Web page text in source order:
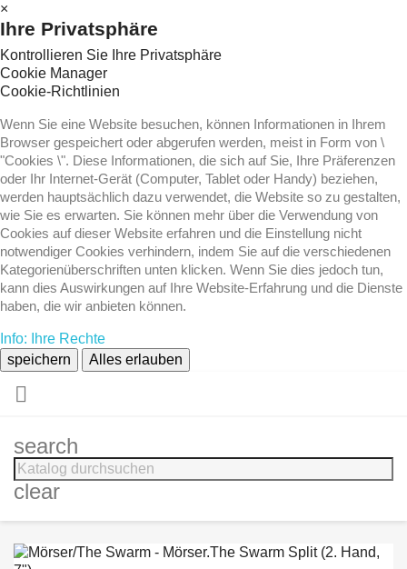
×
Ihre Privatsphäre
Kontrollieren Sie Ihre Privatsphäre
Cookie Manager
Cookie-Richtlinien
Wenn Sie eine Website besuchen, können Informationen in Ihrem
Browser gespeichert oder abgerufen werden, meist in Form von \
"Cookies \". Diese Informationen, die sich auf Sie, Ihre Präferenzen
oder Ihr Internet-Gerät (Computer, Tablet oder Handy) beziehen,
werden hauptsächlich dazu verwendet, die Website so zu gestalten,
wie Sie es erwarten. Sie können mehr über die Verwendung von
Cookies auf dieser Website erfahren und die Einstellung nicht
notwendiger Cookies verhindern, indem Sie auf die verschiedenen
Kategorienüberschriften unten klicken. Wenn Sie dies jedoch tun,
kann dies Auswirkungen auf Ihre Website-Erfahrung und die Dienste
haben, die wir anbieten können.
Info: Ihre Rechte
speichern
Alles erlauben

search
clear